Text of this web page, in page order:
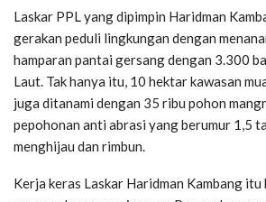
Laskar PPL yang dipimpin Haridman
gerakan peduli lingkungan dengan
hamparan pantai gersang dengan 3.300
Laut. Tak hanya itu, 10 hektar kawasan
juga ditanami dengan 35 ribu pohon
pepohonan anti abrasi yang berumur 1,5
menghijau dan rimbun.
Kerja keras Laskar Haridman Kambang